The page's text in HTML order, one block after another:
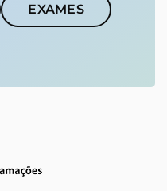
EXAMES
janela)